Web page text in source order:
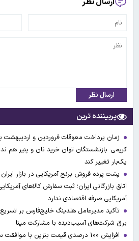
ارسال نظر
پربیننده ترین
زمان پرداخت معوقات فروردین و
یک‌بار تغییر کند
پشت پرده فروش برنج آمریکایی در بازار
اتاق بازرگانی ایران؛ ثبت سفارش کالاهای
آمریکایی صرفه اقتصادی ندارد
تأکید مدیرعامل هلدینگ خلیج‌فارس بر
برق شرکت‌های آسیب‌دیده با مشارکت مپنا
افزایش ۱۰۰ درصدی قیمت بنزین با موافقت سران قوا